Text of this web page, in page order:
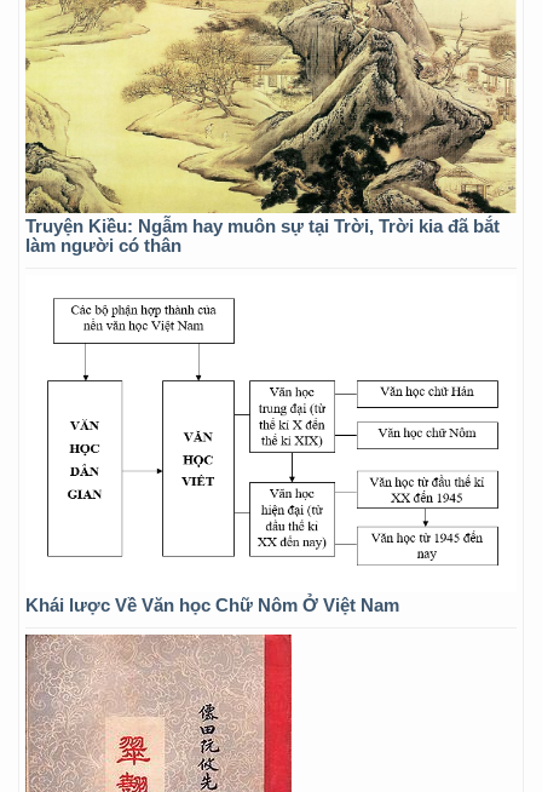
Truyện Kiều: Ngẫm hay muôn sự tại Trời, Trời kia đã bắt
làm người có thân
Khái lược Về Văn học Chữ Nôm Ở Việt Nam